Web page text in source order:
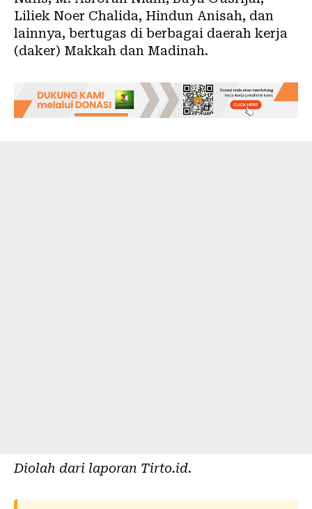
Liliek Noer Chalida, Hindun Anisah, dan
lainnya, bertugas di berbagai daerah kerja
(daker) Makkah dan Madinah.
Diolah dari laporan Tirto.id.